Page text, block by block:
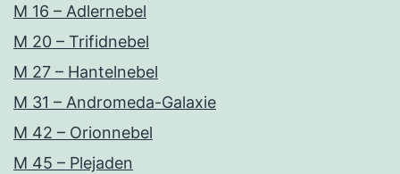
M 16 – Adlernebel
M 20 – Trifidnebel
M 27 – Hantelnebel
M 31 – Andromeda-Galaxie
M 42 – Orionnebel
M 45 – Plejaden